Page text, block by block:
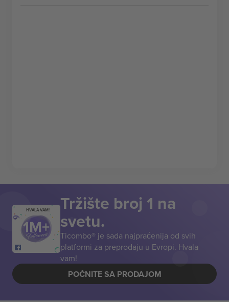
HVALA VAM! Tržište broj 1 na
svetu.
Ticombo® je sada najpraćenija od svih
platformi za preprodaju u Evropi. Hvala
vam!
POČNITE SA PRODAJOM